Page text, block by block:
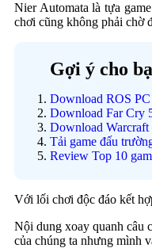
Nier Automata là tựa
chơi cũng không phải chờ
Gợi ý cho
Download ROS
Download Far Cry
Download Warcraft
Tải game đấu
Review Top 10
Với lối chơi độc đáo kết
Nội dung xoay quanh câu
của chúng ta nhưng mình